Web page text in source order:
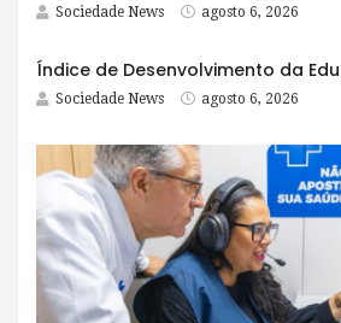
Sociedade News agosto 6, 2026
Sociedade News agosto 6, 2026